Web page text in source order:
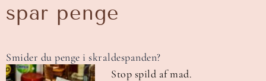
spar penge
Smider du penge i skraldespanden?
Stop spild af mad.